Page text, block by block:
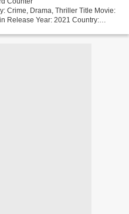
Crime, Drama, Thriller Title Movie:
Release Year: 2021 Country: